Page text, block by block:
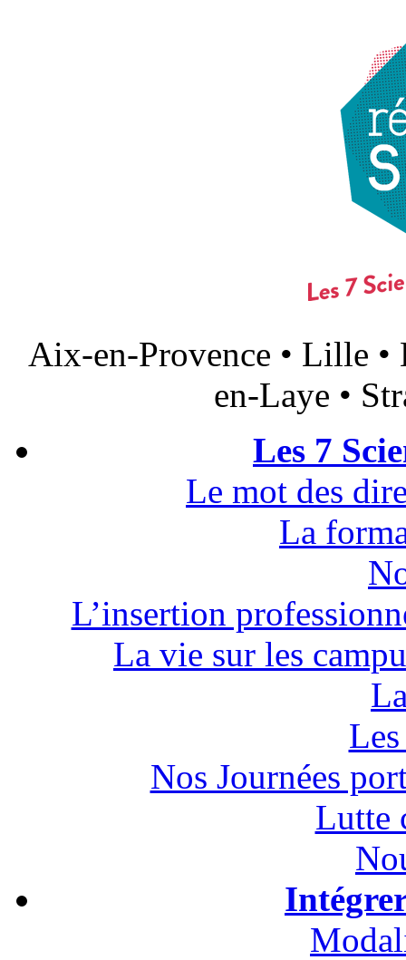
Aix-en-Provence • Lille •
en-Laye •
Les 7
Le mot des
La
L’insertion
La vie sur les
Nos Journées
Lutte